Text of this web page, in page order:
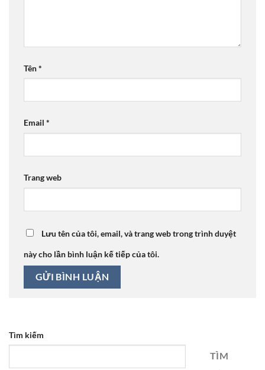
Tên*
Email *
Trang web
Lưu tên của tôi, email, và trang web trong trình duyệt
này cho lần bình luận kế tiếp của tôi.
Tìm kiếm
TÌM